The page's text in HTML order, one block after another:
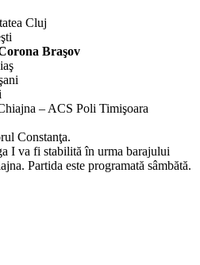
Cluj
Braşov
– ACS Poli Timişoara
Constanţa.
I va fi stabilită în urma barajului
Partida este programată sâmbătă.